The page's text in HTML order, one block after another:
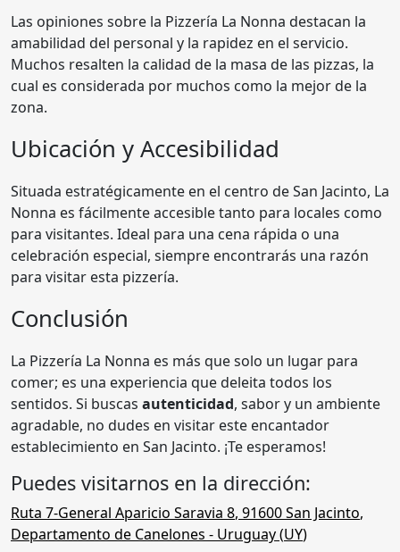
Las opiniones sobre la Pizzería La Nonna destacan la
amabilidad del personal y la rapidez en el servicio.
Muchos resalten la calidad de la masa de las pizzas, la
cual es considerada por muchos como la mejor de la
zona.
Ubicación y Accesibilidad
Situada estratégicamente en el centro de San Jacinto, La
Nonna es fácilmente accesible tanto para locales como
para visitantes. Ideal para una cena rápida o una
celebración especial, siempre encontrarás una razón
para visitar esta pizzería.
Conclusión
La Pizzería La Nonna es más que solo un lugar para
comer; es una experiencia que deleita todos los
sentidos. Si buscas autenticidad, sabor y un ambiente
agradable, no dudes en visitar este encantador
establecimiento en San Jacinto. ¡Te esperamos!
Puedes visitarnos en la dirección:
Ruta 7-General Aparicio Saravia 8, 91600 San Jacinto,
Departamento de Canelones - Uruguay (UY)